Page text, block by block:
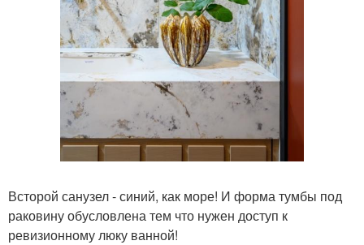
Всторой санузел - синий, как море! И форма тумбы под
раковину обусловлена тем что нужен доступ к
ревизионному люку ванной!